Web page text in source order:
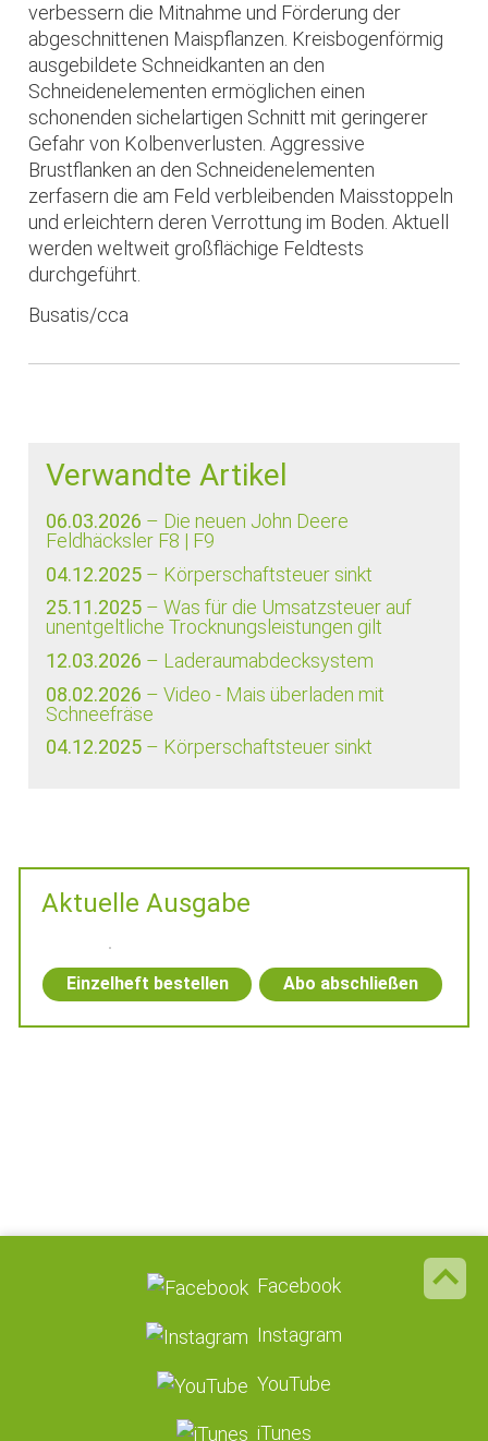
verbessern die Mitnahme und Förderung der
abgeschnittenen Maispflanzen. Kreisbogenförmig
ausgebildete Schneidkanten an den
Schneidenelementen ermöglichen einen
schonenden sichelartigen Schnitt mit geringerer
Gefahr von Kolbenverlusten. Aggressive
Brustflanken an den Schneidenelementen
zerfasern die am Feld verbleibenden Maisstoppeln
und erleichtern deren Verrottung im Boden. Aktuell
werden weltweit großflächige Feldtests
durchgeführt.
Busatis/cca
Verwandte Artikel
06.03.2026 – Die neuen John Deere
Feldhäcksler F8 | F9
04.12.2025 – Körperschaftsteuer sinkt
25.11.2025 – Was für die Umsatzsteuer auf
unentgeltliche Trocknungsleistungen gilt
12.03.2026 – Laderaumabdecksystem
08.02.2026 – Video - Mais überladen mit
Schneefräse
04.12.2025 – Körperschaftsteuer sinkt
Aktuelle Ausgabe
Einzelheft bestellen Abo abschließen
Facebook
Instagram
YouTube
iTunes